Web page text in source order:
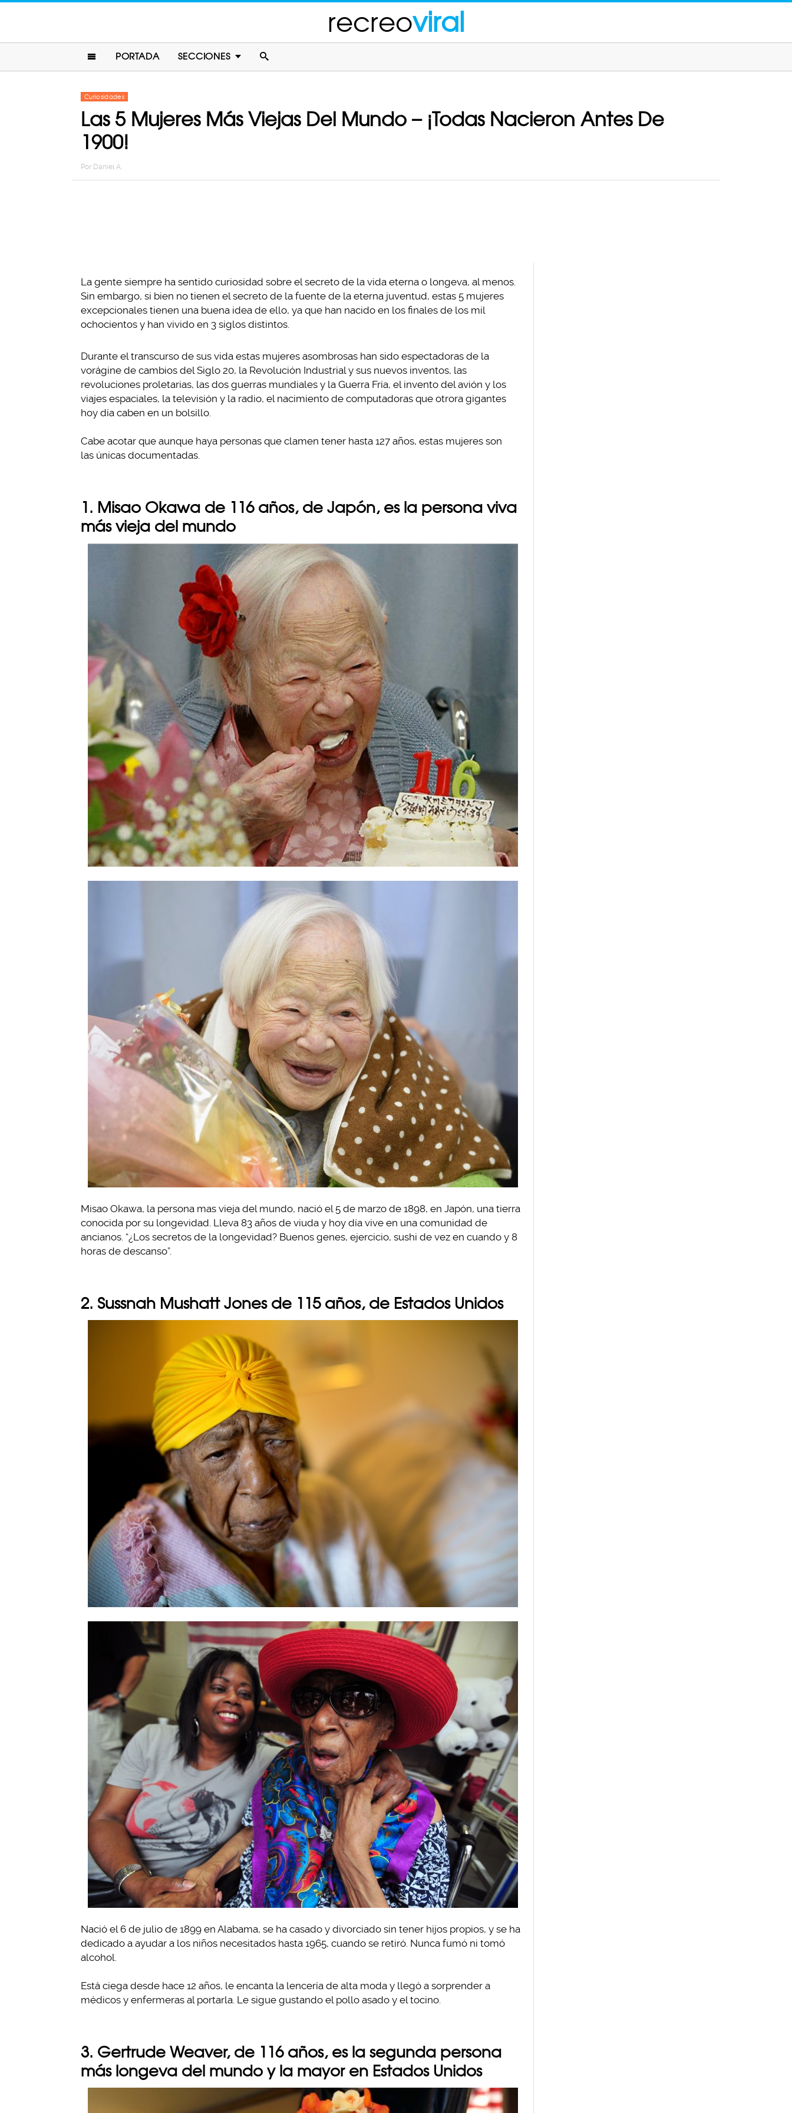
recreoviral
PORTADA SECCIONES
Curiosidades
Las 5 Mujeres Más Viejas Del Mundo – ¡Todas Nacieron Antes De
1900!
Por Daniel A.
La gente siempre ha sentido curiosidad sobre el secreto de la vida eterna o longeva, al menos.
Sin embargo, si bien no tienen el secreto de la fuente de la eterna juventud, estas 5 mujeres
excepcionales tienen una buena idea de ello, ya que han nacido en los finales de los mil
ochocientos y han vivido en 3 siglos distintos.
Durante el transcurso de sus vida estas mujeres asombrosas han sido espectadoras de la
vorágine de cambios del Siglo 20, la Revolución Industrial y sus nuevos inventos, las
revoluciones proletarias, las dos guerras mundiales y la Guerra Fría, el invento del avión y los
viajes espaciales, la televisión y la radio, el nacimiento de computadoras que otrora gigantes
hoy día caben en un bolsillo.
Cabe acotar que aunque haya personas que clamen tener hasta 127 años, estas mujeres son
las únicas documentadas.
1. Misao Okawa de 116 años, de Japón, es la persona viva
más vieja del mundo
Misao Okawa, la persona mas vieja del mundo, nació el 5 de marzo de 1898, en Japón, una tierra
conocida por su longevidad. Lleva 83 años de viuda y hoy día vive en una comunidad de
ancianos. “¿Los secretos de la longevidad? Buenos genes, ejercicio, sushi de vez en cuando y 8
horas de descanso”.
2. Sussnah Mushatt Jones de 115 años, de Estados Unidos
Nació el 6 de julio de 1899 en Alabama, se ha casado y divorciado sin tener hijos propios, y se ha
dedicado a ayudar a los niños necesitados hasta 1965, cuando se retiró. Nunca fumó ni tomó
alcohol.
Está ciega desde hace 12 años, le encanta la lencería de alta moda y llegó a sorprender a
médicos y enfermeras al portarla. Le sigue gustando el pollo asado y el tocino.
3. Gertrude Weaver, de 116 años, es la segunda persona
más longeva del mundo y la mayor en Estados Unidos